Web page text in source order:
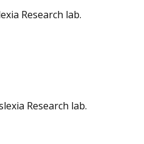
Research lab.
Research lab.